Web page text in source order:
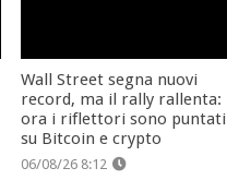
Wall Street segna nuovi
record, ma il rally rallenta:
ora i riflettori sono puntati
su Bitcoin e crypto
06/08/26 8:12